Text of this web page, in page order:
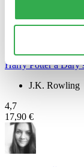
Harry Potter a Dary
J.K. Rowling
4,7
17,90 €